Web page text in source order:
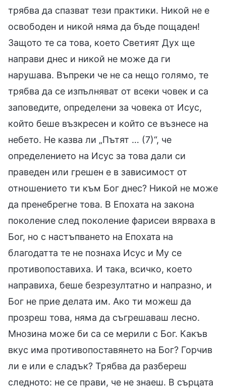
трябва да спазват тези практики. Никой не е
освободен и никой няма да бъде пощаден!
Защото те са това, което Светият Дух ще
направи днес и никой не може да ги
нарушава. Въпреки че не са нещо голямо, те
трябва да се изпълняват от всеки човек и са
заповедите, определени за човека от Исус,
който беше възкресен и който се възнесе на
небето. Не казва ли „Пътят … (7)“, че
определението на Исус за това дали си
праведен или грешен е в зависимост от
отношението ти към Бог днес? Никой не може
да пренебрегне това. В Епохата на закона
поколение след поколение фарисеи вярваха в
Бог, но с настъпването на Епохата на
благодатта те не познаха Исус и Му се
противопоставиха. И така, всичко, което
направиха, беше безрезултатно и напразно, и
Бог не прие делата им. Ако ти можеш да
прозреш това, няма да съгрешаваш лесно.
Мнозина може би са се мерили с Бог. Какъв
вкус има противопоставянето на Бог? Горчив
ли е или е сладък? Трябва да разбереш
следното: не се прави, че не знаеш. В сърцата